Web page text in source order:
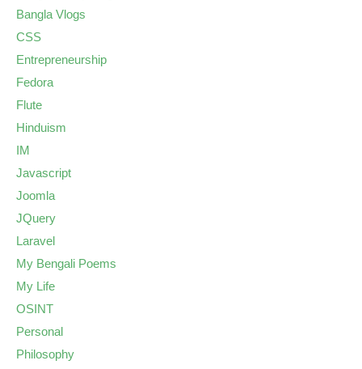
Bangla Vlogs
CSS
Entrepreneurship
Fedora
Flute
Hinduism
IM
Javascript
Joomla
JQuery
Laravel
My Bengali Poems
My Life
OSINT
Personal
Philosophy